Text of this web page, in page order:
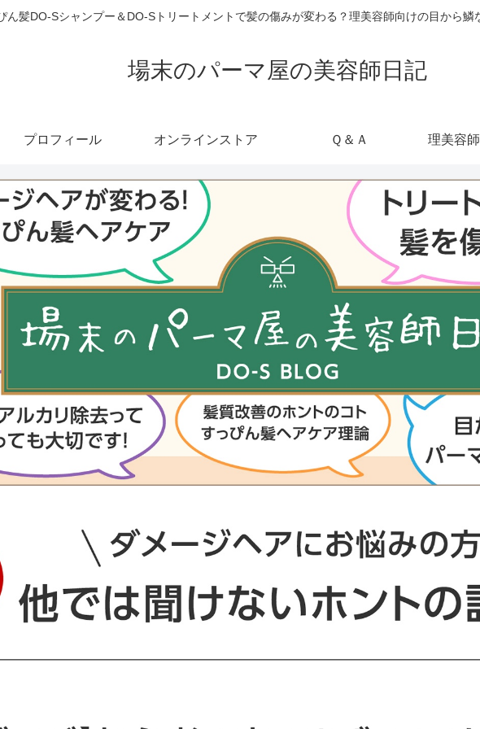
ん髪DO-Sシャンプー＆DO-Sトリートメントで髪の傷みが変わる？理美容師向けの目から
場末のパーマ屋の美容師日記
プロフィール オンラインストア Ｑ＆Ａ 理美容